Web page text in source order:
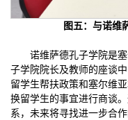
图五：与诺维
诺维萨德孔子学院是
子学院院长及教师的座谈
留学生帮扶政策和塞尔维
换留学生的事宜进行商谈
系，未来将寻找进一步合作